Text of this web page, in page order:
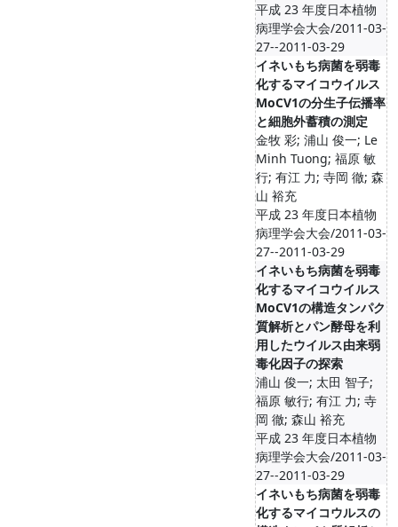
平成 23 年度日本植物
病理学会大会/2011-03-
27--2011-03-29
イネいもち病菌を弱毒
化するマイコウイルス
MoCV1の分生子伝播率
と細胞外蓄積の測定
金牧 彩; 浦山 俊一; Le
Minh Tuong; 福原 敏
行; 有江 力; 寺岡 徹; 森
山 裕充
平成 23 年度日本植物
病理学会大会/2011-03-
27--2011-03-29
イネいもち病菌を弱毒
化するマイコウイルス
MoCV1の構造タンパク
質解析とパン酵母を利
用したウイルス由来弱
毒化因子の探索
浦山 俊一; 太田 智子;
福原 敏行; 有江 力; 寺
岡 徹; 森山 裕充
平成 23 年度日本植物
病理学会大会/2011-03-
27--2011-03-29
イネいもち病菌を弱毒
化するマイコウルスの